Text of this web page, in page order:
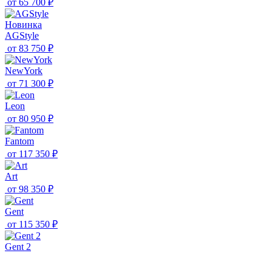
Новинка
AGStyle
от 83 750 ₽
NewYork
от 71 300 ₽
Leon
от 80 950 ₽
Fantom
от 117 350 ₽
Art
от 98 350 ₽
Gent
от 115 350 ₽
Gent 2